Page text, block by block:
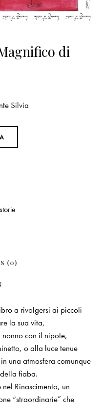
di
Silvia
storie
(0)
a rivolgersi ai piccoli
la sua vita,
nonno con il nipote,
o alla luce tenue
una atmosfera comunque
fiaba.
Rinascimento, un
“straordinarie” che